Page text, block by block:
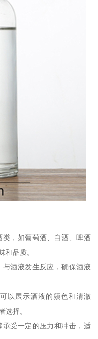
，如葡萄酒、白酒、啤酒
和品质。
酒液发生反应，确保酒液
以展示酒液的颜色和清澈
选择。
受一定的压力和冲击，适